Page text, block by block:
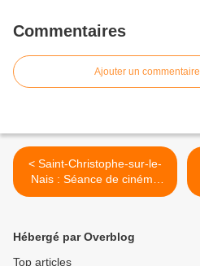
Commentaires
Ajouter un commentaire
< Saint-Christophe-sur-le-
Nais : Séance de cinéma
"Les Bodin's partent en
Hébergé par Overblog
Top articles